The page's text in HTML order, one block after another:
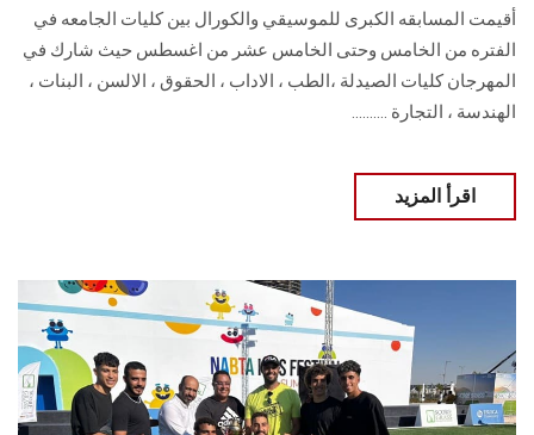
أقيمت المسابقه الكبرى للموسيقي والكورال بين كليات الجامعه في
الفتره من الخامس وحتى الخامس عشر من اغسطس حيث شارك في
المهرجان كليات الصيدلة ،الطب ، الاداب ، الحقوق ، الالسن ، البنات ،
الهندسة ، التجارة ..........
اقرأ المزيد